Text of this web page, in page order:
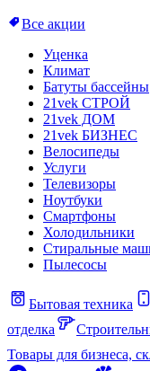
Все акции
Уценка
Климат
Батуты бассейны
21vek СТРОЙ
21vek ДОМ
21vek БИЗНЕС
Велосипеды
Услуги
Телевизоры
Ноутбуки
Смартфоны
Холодильники
Стиральные
Пылесосы
Бытовая техника
отделка
Товары для бизнеса,